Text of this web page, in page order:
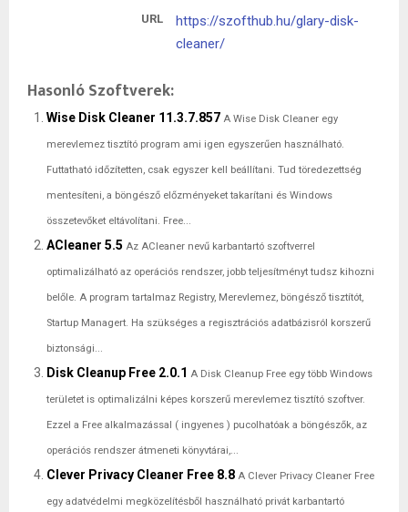
URL
https://szofthub.hu/glary-disk-
cleaner/
Hasonló Szoftverek:
Wise Disk Cleaner 11.3.7.857 A Wise Disk Cleaner egy
merevlemez tisztító program ami igen egyszerűen használható.
Futtatható időzítetten, csak egyszer kell beállítani. Tud töredezettség
mentesíteni, a böngésző előzményeket takarítani és Windows
összetevőket eltávolítani. Free...
ACleaner 5.5 Az ACleaner nevű karbantartó szoftverrel
optimalizálható az operációs rendszer, jobb teljesítményt tudsz kihozni
belőle. A program tartalmaz Registry, Merevlemez, böngésző tisztítót,
Startup Managert. Ha szükséges a regisztrációs adatbázisról korszerű
biztonsági...
Disk Cleanup Free 2.0.1 A Disk Cleanup Free egy több Windows
területet is optimalizálni képes korszerű merevlemez tisztító szoftver.
Ezzel a Free alkalmazással ( ingyenes ) pucolhatóak a böngészők, az
operációs rendszer átmeneti könyvtárai,...
Clever Privacy Cleaner Free 8.8 A Clever Privacy Cleaner Free
egy adatvédelmi megközelítésből használható privát karbantartó